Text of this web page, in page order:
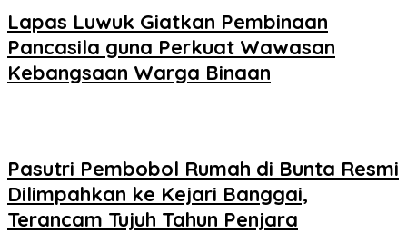
Lapas Luwuk Giatkan Pembinaan
Pancasila guna Perkuat Wawasan
Kebangsaan Warga Binaan
Pasutri Pembobol Rumah di Bunta Resmi
Dilimpahkan ke Kejari Banggai,
Terancam Tujuh Tahun Penjara